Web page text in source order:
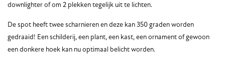
downlighter of om 2 plekken tegelijk uit te lichten.
De spot heeft twee scharnieren en deze kan 350 graden worden
gedraaid! Een schilderij, een plant, een kast, een ornament of gewoon
een donkere hoek kan nu optimaal belicht worden.